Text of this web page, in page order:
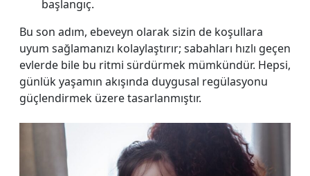
başlangıç.
Bu son adım, ebeveyn olarak sizin de koşullara
uyum sağlamanızı kolaylaştırır; sabahları hızlı geçen
evlerde bile bu ritmi sürdürmek mümkündür. Hepsi,
günlük yaşamın akışında duygusal regülasyonu
güçlendirmek üzere tasarlanmıştır.